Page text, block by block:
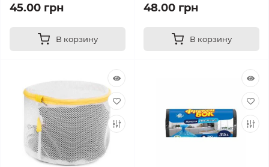
45.00 грн
В корзину
48.00 грн
В корзину